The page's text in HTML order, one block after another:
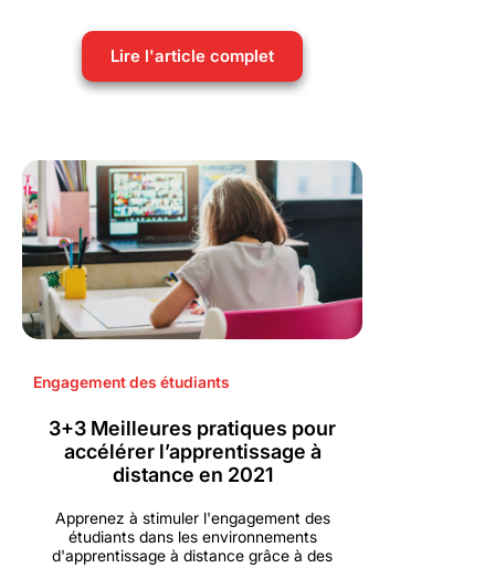
Lire l'article complet
Engagement des étudiants
3+3 Meilleures pratiques pour
accélérer l’apprentissage à
distance en 2021
Apprenez à stimuler l'engagement des
étudiants dans les environnements
d'apprentissage à distance grâce à des